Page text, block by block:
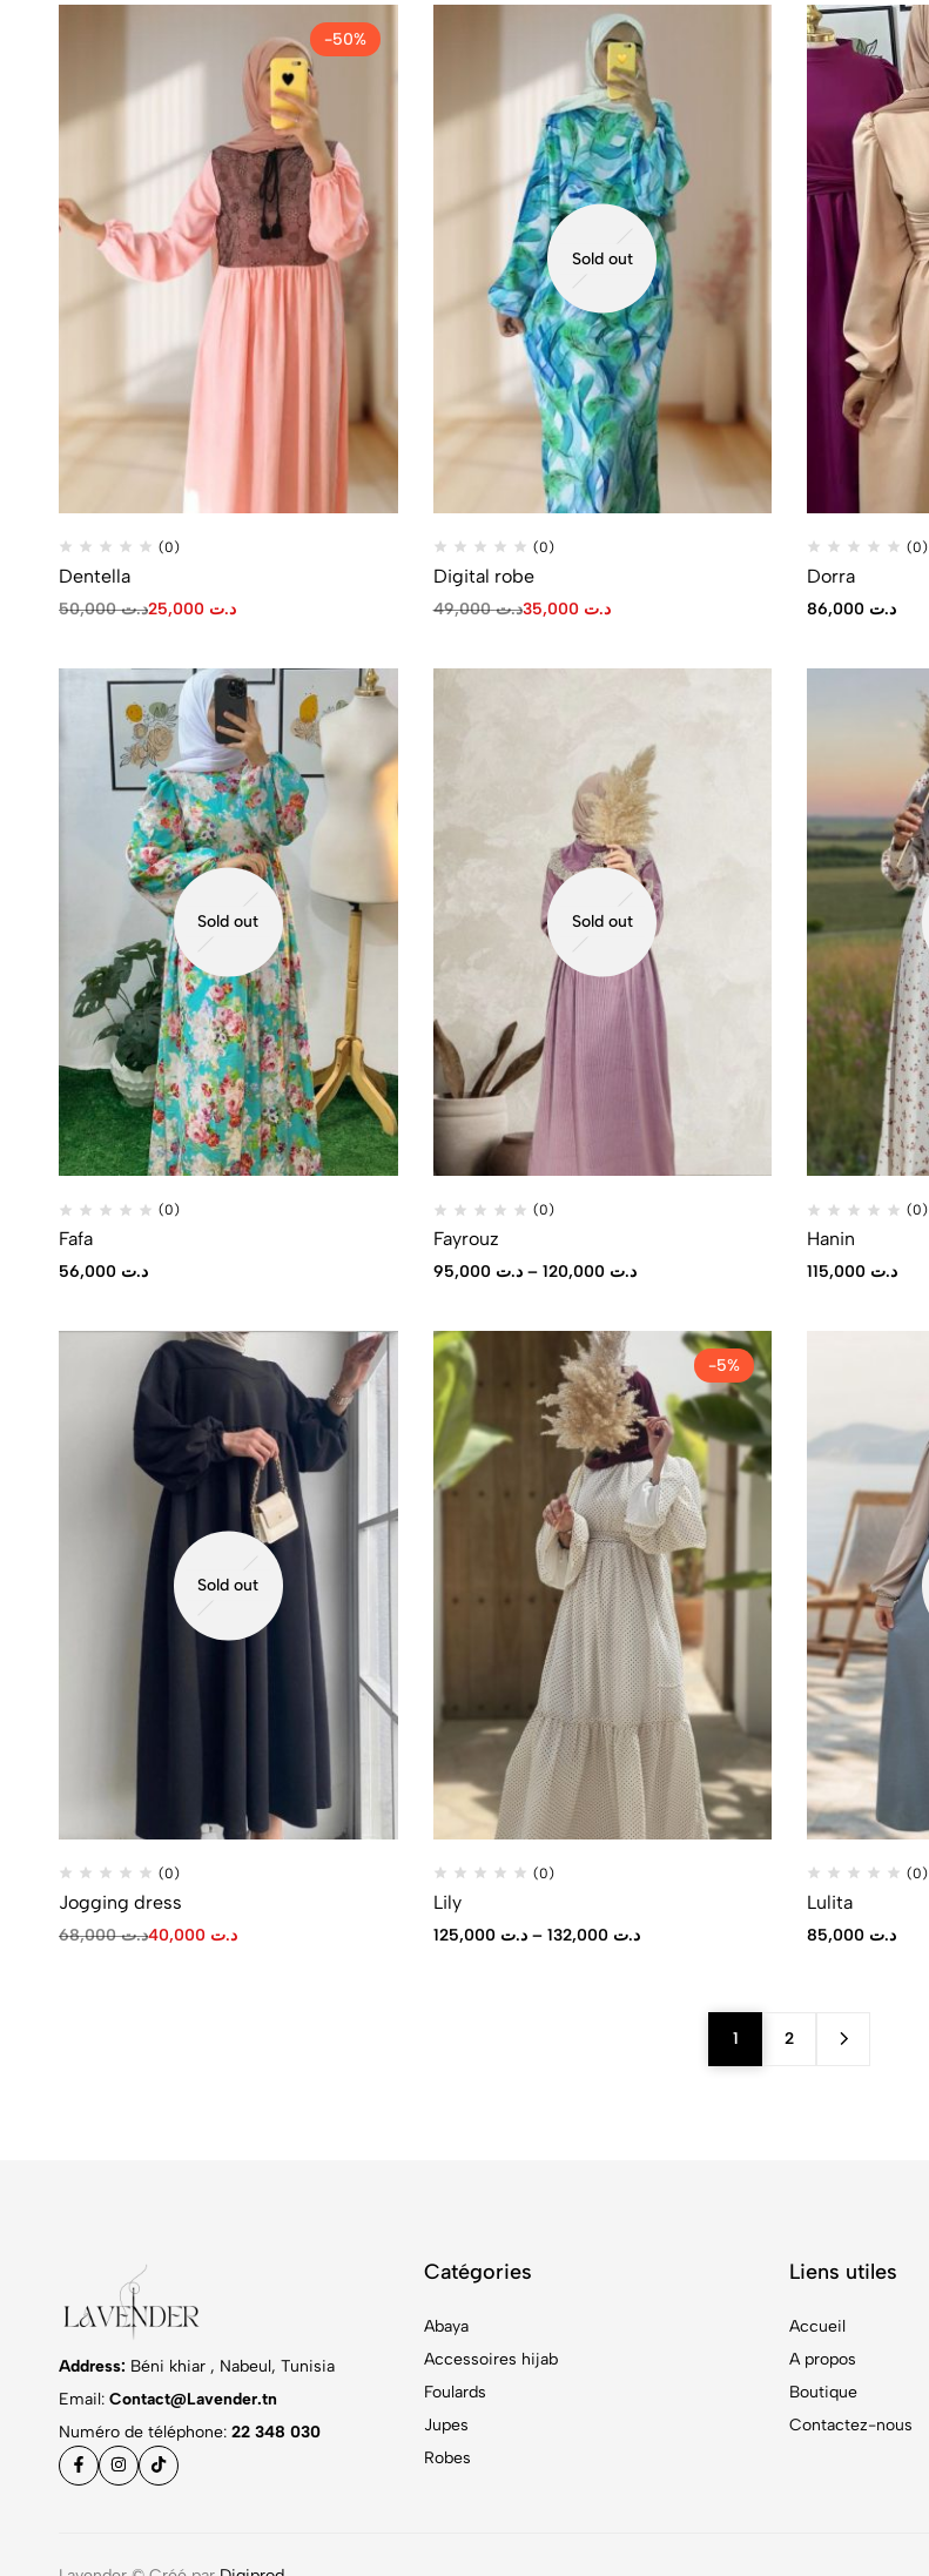
-50%
(0)
Dentella
د.ت50,000 د.ت
Sold out
(0)
Digital robe
د.ت49,000 د.ت 35,000
(0)
Dorra
د.ت
Sold out
(0)
Fafa
د.ت
Sold out
(0)
Fayrouz
د.ت 95,000 – د.ت 120,000
(0)
Hanin
د.ت
Sold out
(0)
Jogging dress
د.ت68,000 د.ت
-5%
(0)
Lily
د.ت 125,000 – د.ت 132,000
(0)
Lulita
د.ت
1 2
Address: Béni khiar , Nabeul, Tunisia
Email: Contact@Lavender.tn
Numéro de téléphone: 22 348 030
Catégories
Abaya
Accessoires hijab
Foulards
Jupes
Robes
Liens utiles
Accueil
A propos
Boutique
Contactez-nous